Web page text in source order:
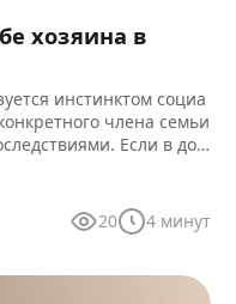
хозяина в
инстинктом социа
члена семьи
Если в дом
20 4 минут